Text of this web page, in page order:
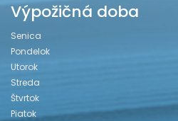
Výpožičná doba
Senica
Pondelok
Utorok
Streda
Štvrtok
Piatok